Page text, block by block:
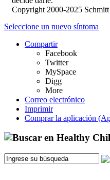
Copyright 2000-2025
Seleccione un nuevo síntoma
Compartir
Facebook
Twitter
MySpace
Digg
More
Correo electrónico
Imprimir
Comprar la aplicación